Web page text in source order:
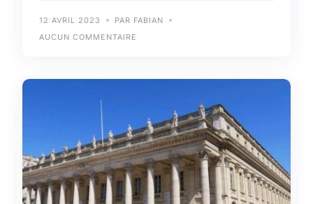
12 AVRIL 2023
PAR FABIAN
AUCUN COMMENTAIRE